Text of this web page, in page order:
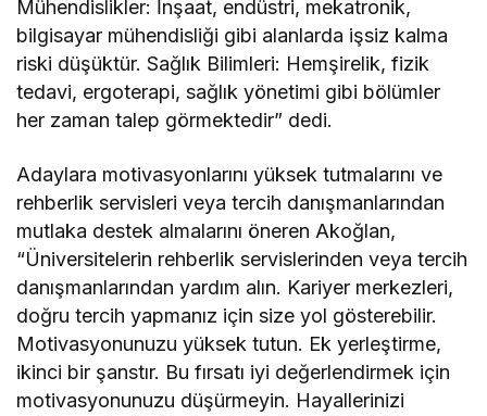
Mühendislikler: İnşaat, endüstri, mekatronik,
bilgisayar mühendisliği gibi alanlarda işsiz kalma
riski düşüktür. Sağlık Bilimleri: Hemşirelik, fizik
tedavi, ergoterapi, sağlık yönetimi gibi bölümler
her zaman talep görmektedir” dedi.
Adaylara motivasyonlarını yüksek tutmalarını ve
rehberlik servisleri veya tercih danışmanlarından
mutlaka destek almalarını öneren Akoğlan,
“Üniversitelerin rehberlik servislerinden veya tercih
danışmanlarından yardım alın. Kariyer merkezleri,
doğru tercih yapmanız için size yol gösterebilir.
Motivasyonunuzu yüksek tutun. Ek yerleştirme,
ikinci bir şanstır. Bu fırsatı iyi değerlendirmek için
motivasyonunuzu düşürmeyin. Hayallerinizi